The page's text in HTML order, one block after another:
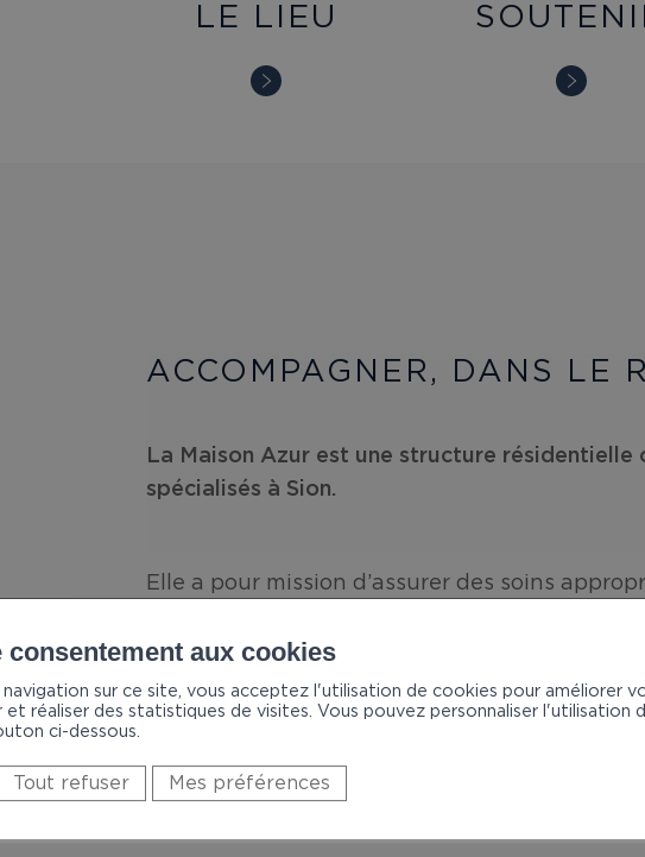
LE LIEU
ACCOMPAGNER, DANS LE
La Maison Azur est une structure résidentielle
spécialisés à Sion.
Elle a pour mission d’assurer des soins
patients souffrant de maladie chronique
tout en recréant l’ambiance du domicile et
consentement aux cookies
sur ce site, vous acceptez l'utilisation de cookies pour améliorer
réaliser des statistiques de visites. Vous pouvez personnaliser l'utilisation
ci-dessous.
Tout refuser Mes préférences